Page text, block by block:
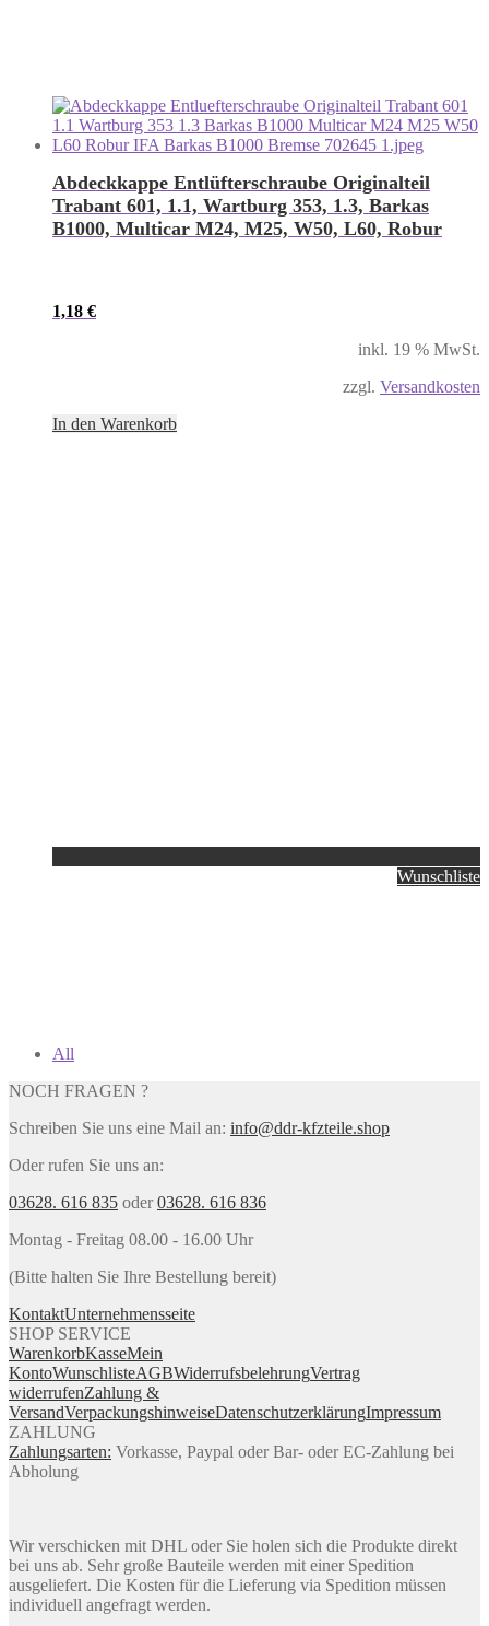
Abdeckkappe Entlüfterschraube Originalteil
Trabant 601, 1.1, Wartburg 353, 1.3, Barkas
B1000, Multicar M24, M25, W50, L60, Robur
1,18 €
inkl. 19 % MwSt.
zzgl. Versandkosten
In den Warenkorb
Wunschliste
All
NOCH FRAGEN ?
Schreiben Sie uns eine Mail an: info@ddr-kfzteile.shop
Oder rufen Sie uns an:
03628. 616 835 oder03628. 616 836
Montag - Freitag 08.00 - 16.00 Uhr
(Bitte halten Sie Ihre Bestellung bereit)
KontaktUnternehmensseite
SHOP SERVICE
WarenkorbKasseMein
KontoWunschlisteAGBWiderrufsbelehrungVertrag
widerrufenZahlung &
VersandVerpackungshinweiseDatenschutzerklärungImpressum
ZAHLUNG
Zahlungsarten: Vorkasse, Paypal oder Bar- oder EC-Zahlung bei
Abholung
Wir verschicken mit DHL oder Sie holen sich die Produkte direkt
bei uns ab. Sehr große Bauteile werden mit einer Spedition
ausgeliefert. Die Kosten für die Lieferung via Spedition müssen
individuell angefragt werden.